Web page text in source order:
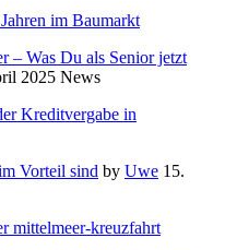
– Was Du als Senior jetzt
2025 News
Vorteil sind by Uwe 15.